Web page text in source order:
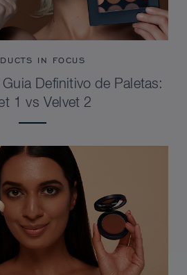
IN FOCUS
Definitivo de Paletas:
1 vs Velvet 2